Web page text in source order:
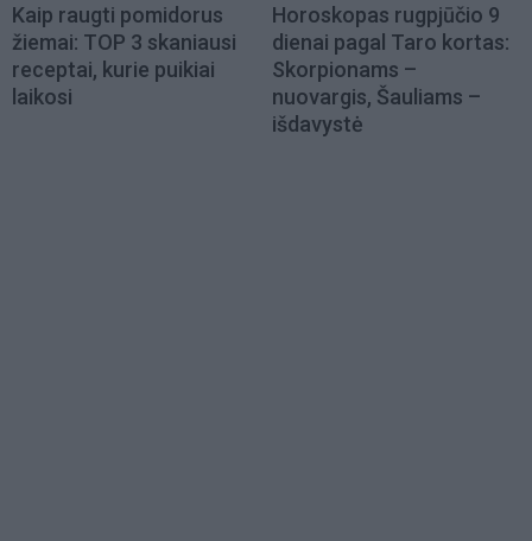
Kaip raugti pomidorus
žiemai: TOP 3 skaniausi
receptai, kurie puikiai
laikosi
Horoskopas rugpjūčio 9
dienai pagal Taro kortas:
Skorpionams –
nuovargis, Šauliams –
išdavystė